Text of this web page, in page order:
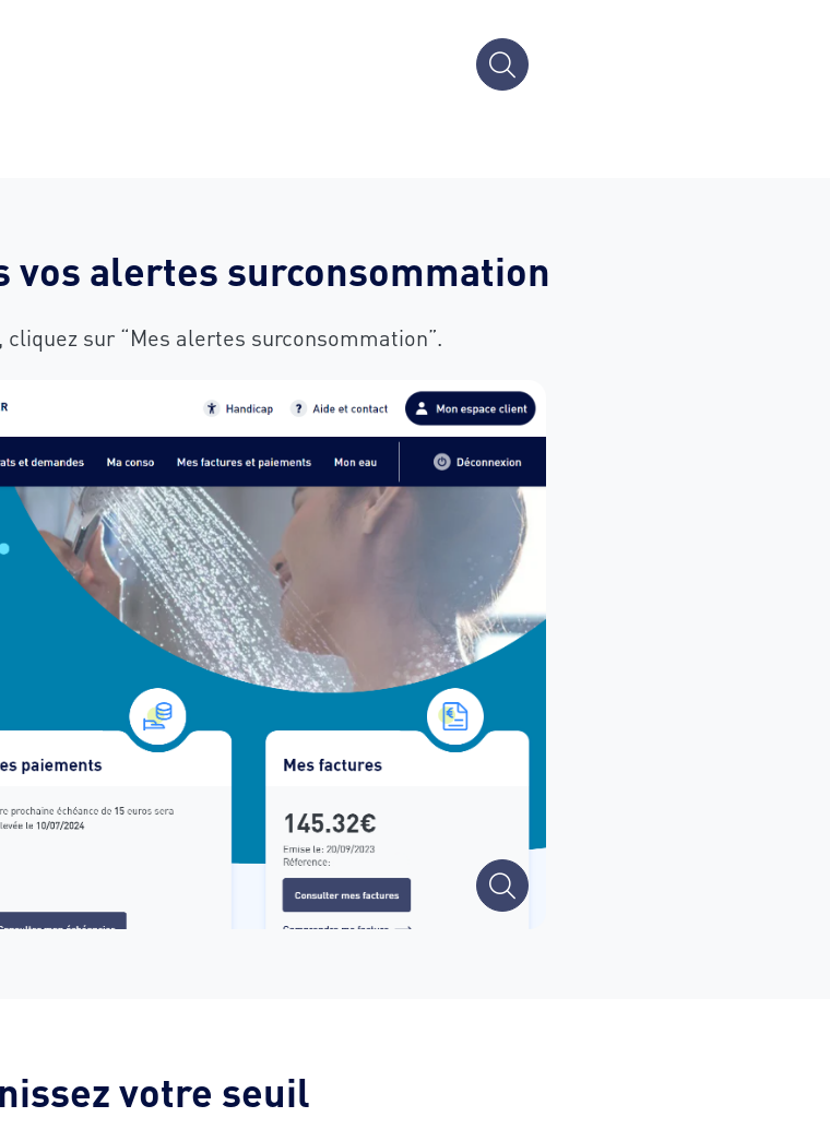
vos alertes surconsommation
sur “Mes alertes surconsommation”.
votre seuil